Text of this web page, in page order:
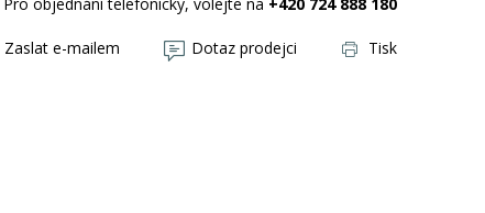
Zaslat e-mailem Dotaz prodejci Tisk